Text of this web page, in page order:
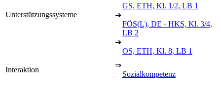
Unterstützungssysteme
GS, ETH, Kl. 1/2, LB 1
➔
FÖS(L), DE - HKS, Kl. 3/4,
LB 2
➔
OS, ETH, Kl. 8, LB 1
Interaktion
⇒
Sozialkompetenz